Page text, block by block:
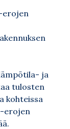
erojen
ja
tulosten
kohteissa
erojen